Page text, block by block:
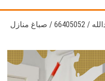
صباغ سعد العبدالله / 66405052 / صباغ منازل